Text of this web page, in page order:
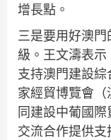
增長點。
三是要用好澳
級。王文濤表示
支持澳門建設
家經貿博覽會
同建設中葡國
交流合作提供